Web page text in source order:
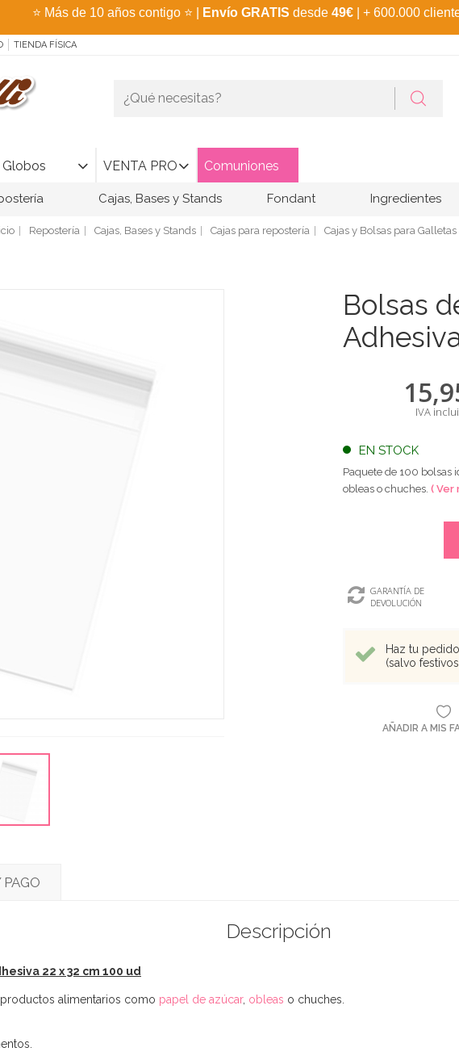
⭐ Más de 10 años contigo ⭐ Envío GRATIS desde 49€ | + 600.000
TIENDA FÍSICA
Globos VENTA PRO Comuniones
Cajas, Bases y Stands Fondant Ingredientes
Repostería Cajas, Bases y Stands Cajas para repostería Cajas y Bolsas para Galletas
Bolsas
IVA
EN STOCK
Paquete de 100 bolsas
obleas o chuches. ( Ver
GARANTÍA DE
DEVOLUCIÓN
Haz tu
(salvo
AÑADIR A MIS
Descripción
22 x 32 cm 100 ud
alimentarios como papel de azúcar, obleas o chuches.